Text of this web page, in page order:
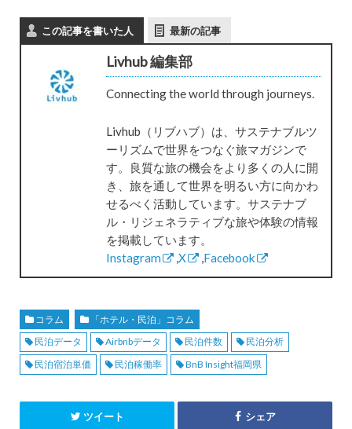
この記事を書いた人 最新の記事
Livhub 編集部
Connecting the world through journeys.
Livhub（リブハブ）は、サステナブルツ
ーリズムで世界をつなぐ旅マガジンで
す。良質な旅の機会をより多くの人に開
き、旅を通して世界を明るい方に向かわ
せるべく活動しています。サステナブ
ル・リジェネラティブな旅や体験の情報
を掲載しています。
Instagram
X Facebook
コラム
「ホテル・民泊」コラム
民泊データ
Airbnbデータ 民泊件数
民泊分析
民泊宿泊単価
民泊稼働率 BnB Insight福岡県
ツイート シェア